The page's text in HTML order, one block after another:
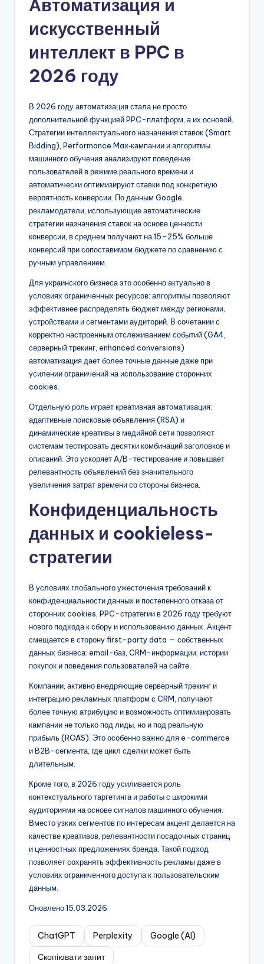
Автоматизация и
искусственный
интеллект в PPC в
2026 году
В 2026 году автоматизация стала не просто
дополнительной функцией PPC-платформ, а их основой.
Стратегии интеллектуального назначения ставок (Smart
Bidding), Performance Max‑кампании и алгоритмы
машинного обучения анализируют поведение
пользователей в режиме реального времени и
автоматически оптимизируют ставки под конкретную
вероятность конверсии. По данным Google,
рекламодатели, использующие автоматические
стратегии назначения ставок на основе ценности
конверсии, в среднем получают на 15–25% больше
конверсий при сопоставимом бюджете по сравнению с
ручным управлением.
Для украинского бизнеса это особенно актуально в
условиях ограниченных ресурсов: алгоритмы позволяют
эффективнее распределять бюджет между регионами,
устройствами и сегментами аудиторий. В сочетании с
корректно настроенным отслеживанием событий (GA4,
серверный трекинг, enhanced conversions)
автоматизация дает более точные данные даже при
усилении ограничений на использование сторонних
cookies.
Отдельную роль играет креативная автоматизация:
адаптивные поисковые объявления (RSA) и
динамические креативы в медийной сети позволяют
системам тестировать десятки комбинаций заголовков и
описаний. Это ускоряет A/B-тестирование и повышает
релевантность объявлений без значительного
увеличения затрат времени со стороны бизнеса.
Конфиденциальность
данных и cookieless-
стратегии
В условиях глобального ужесточения требований к
конфиденциальности данных и постепенного отказа от
сторонних cookies, PPC-стратегии в 2026 году требуют
нового подхода к сбору и использованию данных. Акцент
смещается в сторону first-party data — собственных
данных бизнеса: email-баз, CRM-информации, истории
покупок и поведения пользователей на сайте.
Компании, активно внедряющие серверный трекинг и
интеграцию рекламных платформ с CRM, получают
более точную атрибуцию и возможность оптимизировать
кампании не только под лиды, но и под реальную
прибыль (ROAS). Это особенно важно для e-commerce
и B2B-сегмента, где цикл сделки может быть
длительным.
Кроме того, в 2026 году усиливается роль
контекстуального таргетинга и работы с широкими
аудиториями на основе сигналов машинного обучения.
Вместо узких сегментов по интересам акцент делается на
качестве креативов, релевантности посадочных страниц
и ценностных предложениях бренда. Такой подход
позволяет сохранять эффективность рекламы даже в
условиях ограниченного доступа к пользовательским
данным.
Оновлено 15.03.2026
ChatGPT Perplexity
Google (AI)
Скопіювати запит